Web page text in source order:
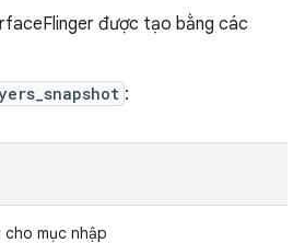
được tạo bằng các
:
cho mục nhập